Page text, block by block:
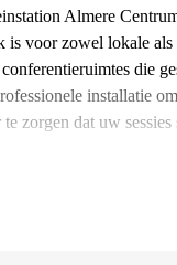
Almere
voor zowel lokale als
die
installatie
zorgen dat uw sessies